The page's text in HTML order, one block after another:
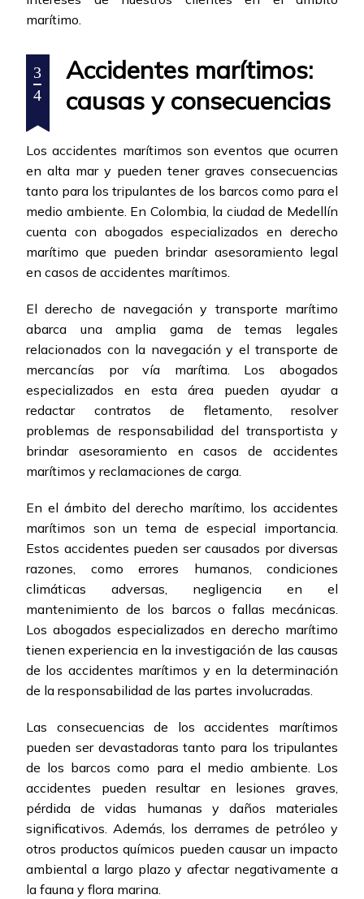
marítimo.
3
4
Accidentes marítimos:
causas y consecuencias
Los accidentes marítimos son eventos que ocurren
en alta mar y pueden tener graves consecuencias
tanto para los tripulantes de los barcos como para el
medio ambiente. En Colombia, la ciudad de Medellín
cuenta con abogados especializados en derecho
marítimo que pueden brindar asesoramiento legal
en casos de accidentes marítimos.
El derecho de navegación y transporte marítimo
abarca una amplia gama de temas legales
relacionados con la navegación y el transporte de
mercancías por vía marítima. Los abogados
especializados en esta área pueden ayudar a
redactar contratos de fletamento, resolver
problemas de responsabilidad del transportista y
brindar asesoramiento en casos de accidentes
marítimos y reclamaciones de carga.
En el ámbito del derecho marítimo, los accidentes
marítimos son un tema de especial importancia.
Estos accidentes pueden ser causados por diversas
razones, como errores humanos, condiciones
climáticas adversas, negligencia en el
mantenimiento de los barcos o fallas mecánicas.
Los abogados especializados en derecho marítimo
tienen experiencia en la investigación de las causas
de los accidentes marítimos y en la determinación
de la responsabilidad de las partes involucradas.
Las consecuencias de los accidentes marítimos
pueden ser devastadoras tanto para los tripulantes
de los barcos como para el medio ambiente. Los
accidentes pueden resultar en lesiones graves,
pérdida de vidas humanas y daños materiales
significativos. Además, los derrames de petróleo y
otros productos químicos pueden causar un impacto
ambiental a largo plazo y afectar negativamente a
la fauna y flora marina.